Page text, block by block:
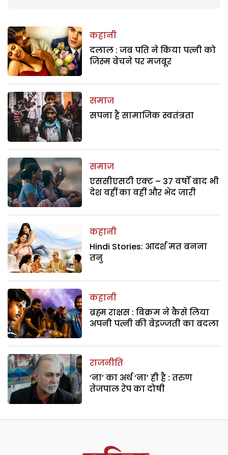
कहानी
दलाल : जब पति ने किया पत्नी को
जिस्म बेचने पर मजबूर
समाज
सपना है सामाजिक स्वतंत्रता
समाज
एससीएसटी एक्ट – 37 वर्षों बाद भी
देश वहीं का वहीं और भेद जारी
कहानी
Hindi Stories: आदर्श मत बनना
तनु
कहानी
ब्रह्म राक्षस : विक्रम ने कैसे लिया
अपनी पत्नी की बेइज्जती का बदला
राजनीति
‘ना’ का अर्थ ‘ना’ ही है : तरुण
तेजपाल रेप का दोषी